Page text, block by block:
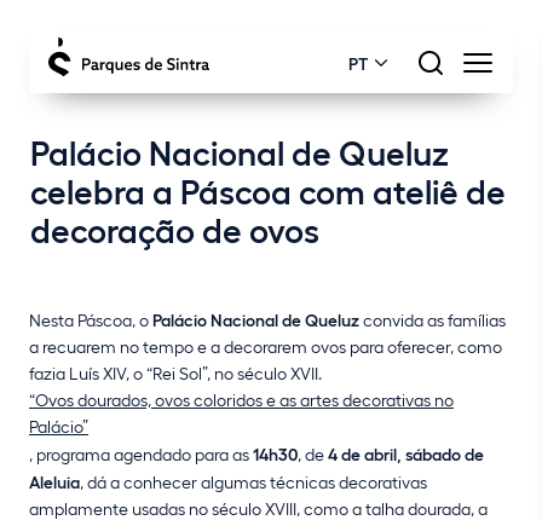
PT
Palácio Nacional de Queluz
celebra a Páscoa com ateliê de
decoração de ovos
Nesta Páscoa, oPalácio Nacional de Queluzconvida as famílias
a recuarem no tempo e a decorarem ovos para oferecer, como
fazia Luís XIV, o “Rei Sol”, no século XVII.
“Ovos dourados, ovos coloridos e as artes decorativas no
Palácio”
, programa agendado para as14h30, de4 de abril, sábado de
Aleluia, dá a conhecer algumas técnicas decorativas
amplamente usadas no século XVIII, como a talha dourada, a